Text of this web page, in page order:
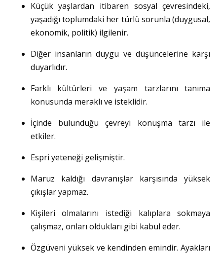
Küçük yaşlardan itibaren sosyal çevresindeki,
yaşadığı toplumdaki her türlü sorunla (duygusal,
ekonomik, politik) ilgilenir.
Diğer insanların duygu ve düşüncelerine karşı
duyarlıdır.
Farklı kültürleri ve yaşam tarzlarını tanıma
konusunda meraklı ve isteklidir.
İçinde bulunduğu çevreyi konuşma tarzı ile
etkiler.
Espri yeteneği gelişmiştir.
Maruz kaldığı davranışlar karşısında yüksek
çıkışlar yapmaz.
Kişileri olmalarını istediği kalıplara sokmaya
çalışmaz, onları oldukları gibi kabul eder.
Özgüveni yüksek ve kendinden emindir. Ayakları